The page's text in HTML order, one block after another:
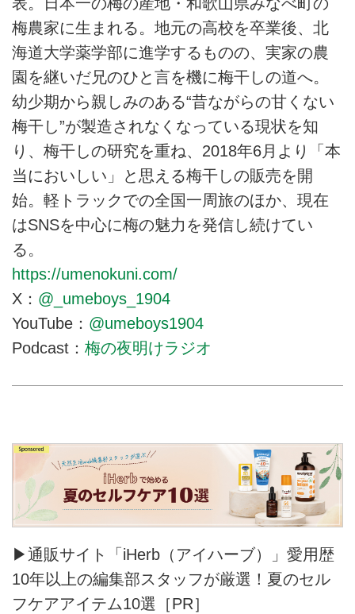
梅農家に生まれる。地元の高校を卒業後、北
海道大学薬学部に進学するものの、実家の農
園を継いだ兄のひと言を機に梅干しの道へ。
幼少期から親しみのある“昔ながらの甘くない
梅干し”が製造されなくなっている現状を知
り、梅干しの研究を重ね、2018年6月より「本
当においしい」と思える梅干しの販売を開
始。軽トラックでの全国一周旅のほか、現在
はSNSを中心に梅の魅力を発信し続けてい
る。
https://umenokuni.com/
X： @_umeboys_1904
YouTube： @umeboys1904
Podcast： 梅の夜明けラジオ
▶通販サイト「iHerb（アイハーブ）」愛用歴
10年以上の編集部スタッフが厳選！夏のセル
フケアアイテム10選［PR］